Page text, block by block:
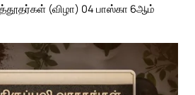
(விழா) 04 பாஸ்கா 6ஆம்